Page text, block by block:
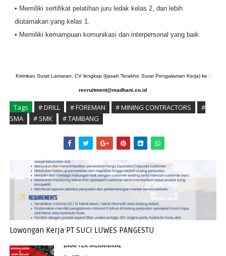
• Memiliki sertifikat pelatihan juru ledak kelas 2, dan lebih
diutamakan yang kelas 1.
• Memiliki kemampuan komunikasi dan interpersonal yang baik.
Kirimkan Surat Lamaran, CV lengkap (Ijasah Terakhir, Surat Pengalaman Kerja) ke :
recruitment@madhani.co.id
Tags # DRILL # FOREMAN # MINING CONTRACTORS
#
SMA
# SMK # TAMBANG
Lowongan Kerja PT SUCI LUWES PANGESTU